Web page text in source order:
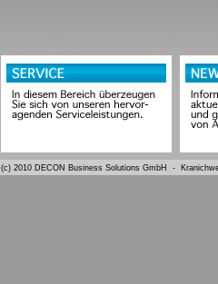
(c) 2010 DECON Business Solutions GmbH -